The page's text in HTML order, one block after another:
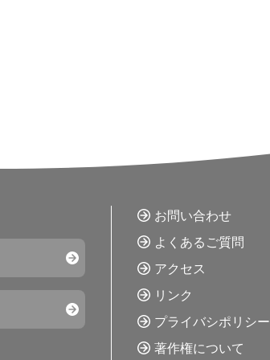
お問い合わせ
よくあるご質問
アクセス
リンク
プライバシポリシー
著作権について